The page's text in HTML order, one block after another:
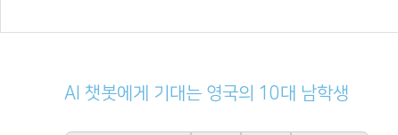
AI 챗봇에게 기대는 영국의 10대 남학생